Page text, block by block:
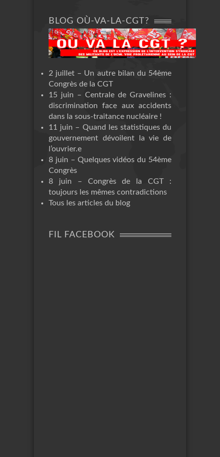
BLOG OÙ-VA-LA-CGT?
2 juillet – Un autre bilan du 54ème
Congrès de la CGT
15 juin – Centrale de Gravelines :
discrimination face aux accidents
dans la sous-traitance nucléaire !
11 juin – Quand les statistiques du
gouvernement dévoilent la vie de
l’ouvrier.e
8 juin – Quelques vidéos du 54ème
Congrès
8 juin – Congrès de la CGT :
toujours les mêmes contradictions
Tous les articles du blog
FIL FACEBOOK